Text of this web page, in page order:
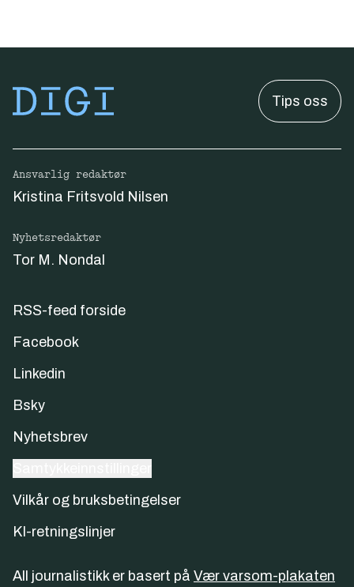
Tips oss
Ansvarlig redaktør
Kristina Fritsvold Nilsen
Nyhetsredaktør
Tor M. Nondal
RSS-feed forside
Facebook
Linkedin
Bsky
Nyhetsbrev
Vilkår og bruksbetingelser
KI-retningslinjer
All journalistikk er basert på Vær varsom-plakaten